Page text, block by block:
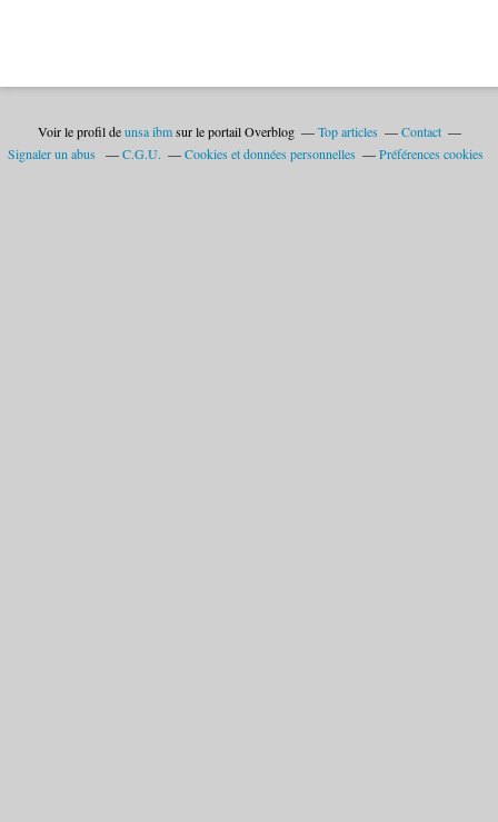
Voir le profil deunsa ibmsur le portail Overblog Top articles
Contact
Signaler un abus
C.G.U. Cookies et données personnelles Préférences cookies